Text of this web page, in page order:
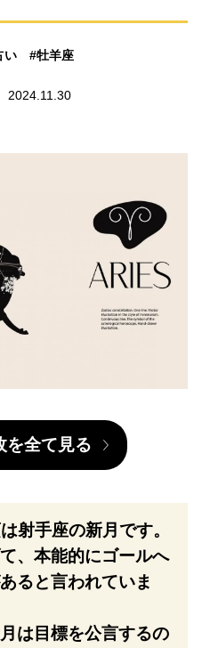
い #牡羊座
2024.11.30
を全て見る
射手座の新月です。
、本能的にゴールへ
ると言われていま
は目標を公言するの